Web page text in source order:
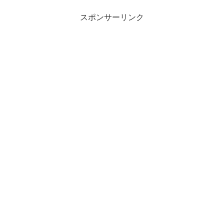
スポンサーリンク